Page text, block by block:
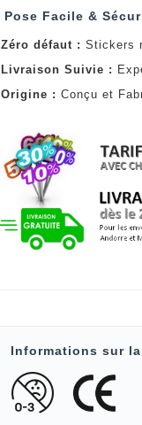
Pose Facile &
Zéro défaut : Stickers
Livraison Suivie :
Origine : Conçu et
Informations sur